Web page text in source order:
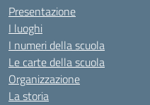
Presentazione
I luoghi
I numeri della scuola
Le carte della scuola
Organizzazione
La storia